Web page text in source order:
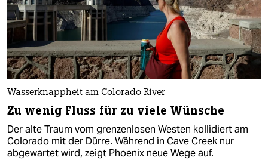
Wasserknappheit am Colorado River
Zu wenig Fluss für zu viele Wünsche
Der alte Traum vom grenzenlosen Westen kollidiert am
Colorado mit der Dürre. Während in Cave Creek nur
abgewartet wird, zeigt Phoenix neue Wege auf.